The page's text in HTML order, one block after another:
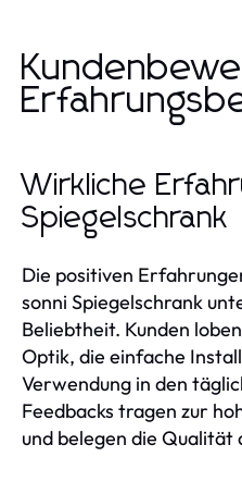
Wirkliche
Spiegelschrank
Die positiven
sonni Spiegelschrank
Beliebtheit. Kunden
Optik, die einfache
Verwendung in den
Feedbacks tragen zur
und belegen die Qualität